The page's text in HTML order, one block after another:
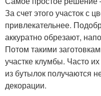
За счет этого участок с
привлекательнее.
аккуратно обрезают,
Потом такими
участке клумбы. Часто
из бутылок получаются
декорации.